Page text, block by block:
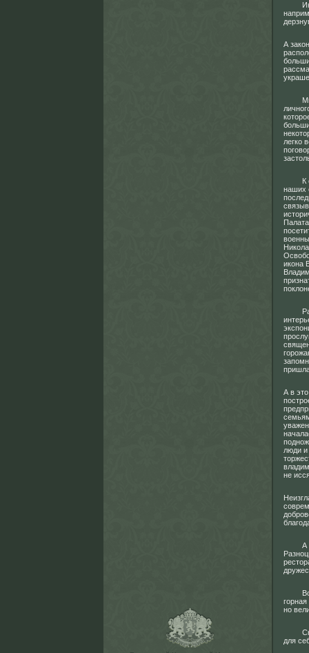
А
легко
К
наших
икона
А в
люди и
не
А на
Вот
но
Сюда
для